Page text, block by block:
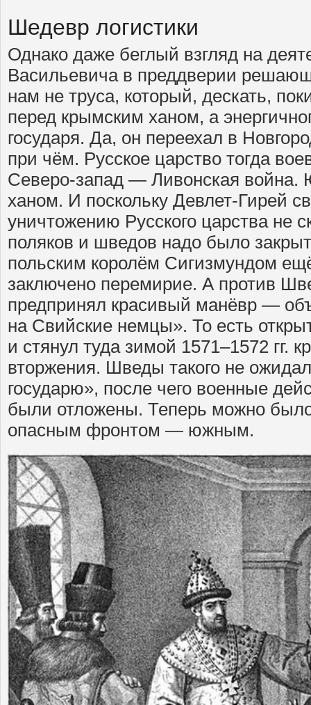
Шедевр логистики
Однако даже беглый взгляд на
Васильевича в преддверии
нам не труса, который, дескать,
перед крымским ханом, а
государя. Да, он переехал в
при чём. Русское царство тогда
Северо-запад — Ливонская
ханом. И поскольку Девлет-Гирей
уничтожению Русского царства не
поляков и шведов надо было
польским королём Сигизмундом
заключено перемирие. А против
предпринял красивый манёвр —
на Свийские немцы». То есть
и стянул туда зимой 1571–1572 гг.
вторжения. Шведы такого не
государю», после чего военные
были отложены. Теперь можно
опасным фронтом — южным.